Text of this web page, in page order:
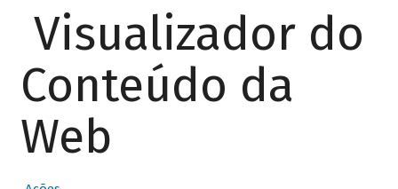
Visualizador do
Conteúdo da
Web